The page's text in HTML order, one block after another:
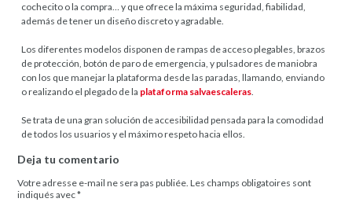
cochecito o la compra… y que ofrece la máxima seguridad, fiabilidad,
además de tener un diseño discreto y agradable.
Los diferentes modelos disponen de rampas de acceso plegables, brazos
de protección, botón de paro de emergencia, y pulsadores de maniobra
con los que manejar la plataforma desde las paradas, llamando, enviando
o realizando el plegado de la plataforma salvaescaleras.
Se trata de una gran solución de accesibilidad pensada para la comodidad
de todos los usuarios y el máximo respeto hacia ellos.
Deja tu comentario
Votre adresse e-mail ne sera pas publiée. Les champs obligatoires sont
indiqués avec*